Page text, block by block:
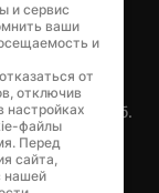
Ямало-
д.1, каб.
и сервис
ваши
и
от
отключив
настройках
файлы
Перед
сайта,
нашей